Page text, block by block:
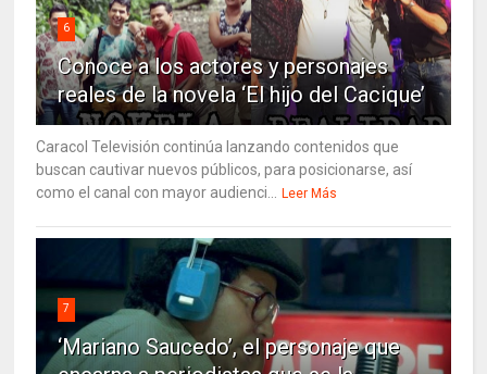
6
Conoce a los actores y personajes
reales de la novela ‘El hijo del Cacique’
Caracol Televisión continúa lanzando contenidos que
buscan cautivar nuevos públicos, para posicionarse, así
como el canal con mayor audienci...
Leer Más
7
‘Mariano Saucedo’, el personaje que